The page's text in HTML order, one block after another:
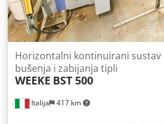
Italija 417 km
Horizontalni kontinuirani sustav
bušenja i zabijanja tipli
WEEKE BST 500